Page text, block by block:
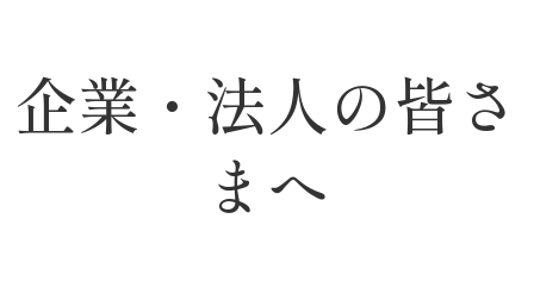
企業・法人の皆さ
まへ